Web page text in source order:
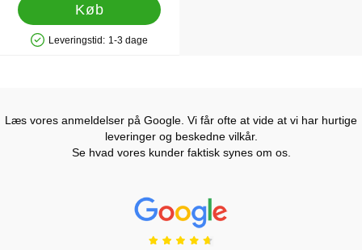
Køb
Produkttilgængelighed: På lager
Leveringstid: 1-3 dage
Læs vores anmeldelser på Google. Vi får ofte at vide at vi har hurtige
leveringer og beskedne vilkår.
Se hvad vores kunder faktisk synes om os.
Prisjakt Anmeldelser: 4.7 Stjerne